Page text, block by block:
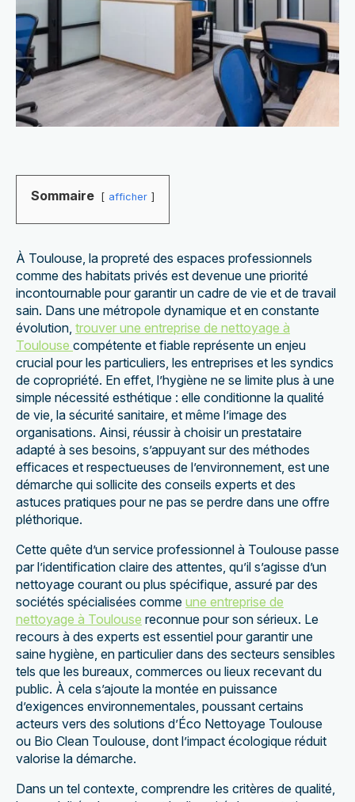
Sommaire afficher
À Toulouse, la propreté des espaces professionnels
comme des habitats privés est devenue une priorité
incontournable pour garantir un cadre de vie et de travail
sain. Dans une métropole dynamique et en constante
évolution, trouver une entreprise de nettoyage à
Toulouse compétente et fiable représente un enjeu
crucial pour les particuliers, les entreprises et les syndics
de copropriété. En effet, l’hygiène ne se limite plus à une
simple nécessité esthétique : elle conditionne la qualité
de vie, la sécurité sanitaire, et même l’image des
organisations. Ainsi, réussir à choisir un prestataire
adapté à ses besoins, s’appuyant sur des méthodes
efficaces et respectueuses de l’environnement, est une
démarche qui sollicite des conseils experts et des
astuces pratiques pour ne pas se perdre dans une offre
pléthorique.
Cette quête d’un service professionnel à Toulouse passe
par l’identification claire des attentes, qu’il s’agisse d’un
nettoyage courant ou plus spécifique, assuré par des
sociétés spécialisées comme une entreprise de
nettoyage à Toulouse reconnue pour son sérieux. Le
recours à des experts est essentiel pour garantir une
saine hygiène, en particulier dans des secteurs sensibles
tels que les bureaux, commerces ou lieux recevant du
public. À cela s’ajoute la montée en puissance
d’exigences environnementales, poussant certains
acteurs vers des solutions d’Éco Nettoyage Toulouse
ou Bio Clean Toulouse, dont l’impact écologique réduit
valorise la démarche.
Dans un tel contexte, comprendre les critères de qualité,